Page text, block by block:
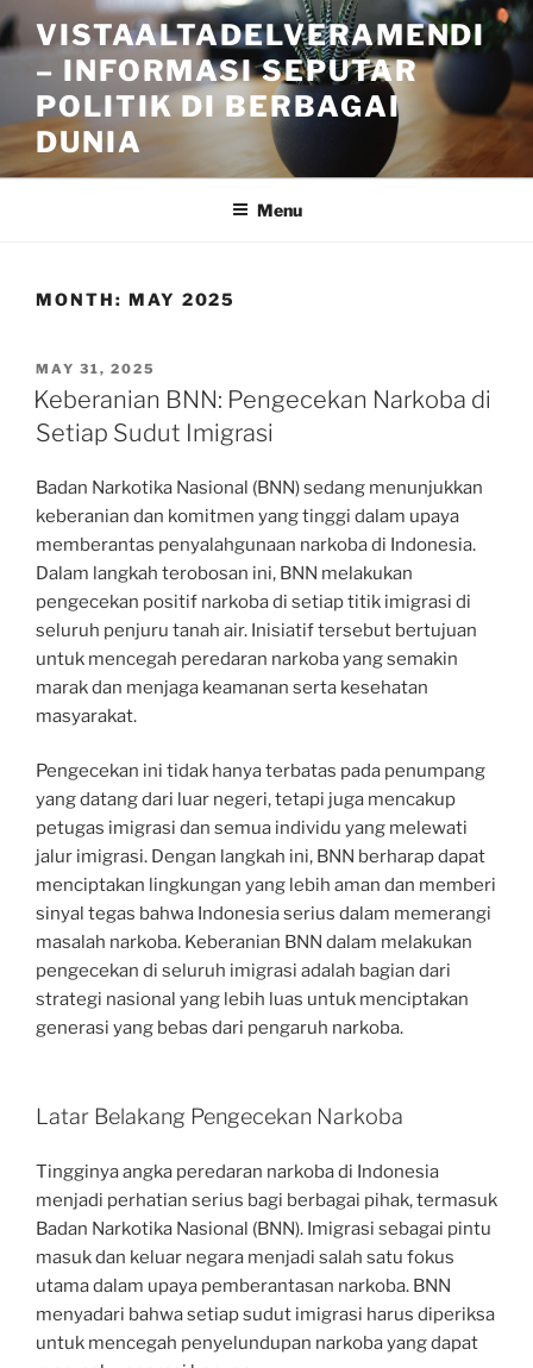
Skip
to
content
VISTAALTADELVERAMENDI
– INFORMASI SEPUTAR
POLITIK DI BERBAGAI
DUNIA
Menu
MONTH: MAY 2025
POSTED
ON
MAY 31, 2025
Keberanian BNN: Pengecekan Narkoba di
Setiap Sudut Imigrasi
Badan Narkotika Nasional (BNN) sedang menunjukkan
keberanian dan komitmen yang tinggi dalam upaya
memberantas penyalahgunaan narkoba di Indonesia.
Dalam langkah terobosan ini, BNN melakukan
pengecekan positif narkoba di setiap titik imigrasi di
seluruh penjuru tanah air. Inisiatif tersebut bertujuan
untuk mencegah peredaran narkoba yang semakin
marak dan menjaga keamanan serta kesehatan
masyarakat.
Pengecekan ini tidak hanya terbatas pada penumpang
yang datang dari luar negeri, tetapi juga mencakup
petugas imigrasi dan semua individu yang melewati
jalur imigrasi. Dengan langkah ini, BNN berharap dapat
menciptakan lingkungan yang lebih aman dan memberi
sinyal tegas bahwa Indonesia serius dalam memerangi
masalah narkoba. Keberanian BNN dalam melakukan
pengecekan di seluruh imigrasi adalah bagian dari
strategi nasional yang lebih luas untuk menciptakan
generasi yang bebas dari pengaruh narkoba.
Latar Belakang Pengecekan Narkoba
Tingginya angka peredaran narkoba di Indonesia
menjadi perhatian serius bagi berbagai pihak, termasuk
Badan Narkotika Nasional (BNN). Imigrasi sebagai pintu
masuk dan keluar negara menjadi salah satu fokus
utama dalam upaya pemberantasan narkoba. BNN
menyadari bahwa setiap sudut imigrasi harus diperiksa
untuk mencegah penyelundupan narkoba yang dapat